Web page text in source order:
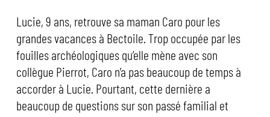
Lucie, 9 ans, retrouve sa maman Caro pour les
grandes vacances à Bectoile. Trop occupée par les
fouilles archéologiques qu’elle mène avec son
collègue Pierrot, Caro n’a pas beaucoup de temps à
accorder à Lucie. Pourtant, cette dernière a
beaucoup de questions sur son passé familial et